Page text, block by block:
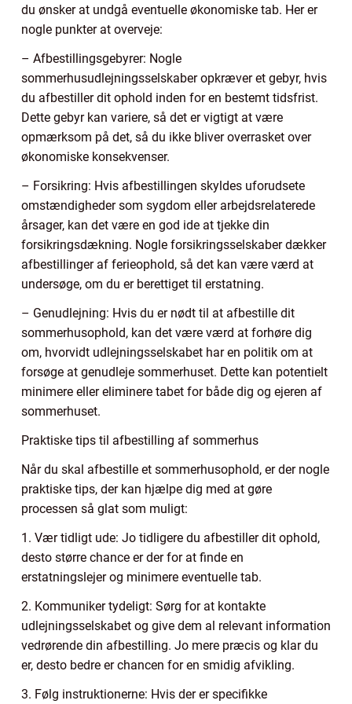
du ønsker at undgå eventuelle økonomiske tab. Her er
nogle punkter at overveje:
– Afbestillingsgebyrer: Nogle
sommerhusudlejningsselskaber opkræver et gebyr, hvis
du afbestiller dit ophold inden for en bestemt tidsfrist.
Dette gebyr kan variere, så det er vigtigt at være
opmærksom på det, så du ikke bliver overrasket over
økonomiske konsekvenser.
– Forsikring: Hvis afbestillingen skyldes uforudsete
omstændigheder som sygdom eller arbejdsrelaterede
årsager, kan det være en god ide at tjekke din
forsikringsdækning. Nogle forsikringsselskaber dækker
afbestillinger af ferieophold, så det kan være værd at
undersøge, om du er berettiget til erstatning.
– Genudlejning: Hvis du er nødt til at afbestille dit
sommerhusophold, kan det være værd at forhøre dig
om, hvorvidt udlejningsselskabet har en politik om at
forsøge at genudleje sommerhuset. Dette kan potentielt
minimere eller eliminere tabet for både dig og ejeren af
sommerhuset.
Praktiske tips til afbestilling af sommerhus
Når du skal afbestille et sommerhusophold, er der nogle
praktiske tips, der kan hjælpe dig med at gøre
processen så glat som muligt:
1. Vær tidligt ude: Jo tidligere du afbestiller dit ophold,
desto større chance er der for at finde en
erstatningslejer og minimere eventuelle tab.
2. Kommuniker tydeligt: Sørg for at kontakte
udlejningsselskabet og give dem al relevant information
vedrørende din afbestilling. Jo mere præcis og klar du
er, desto bedre er chancen for en smidig afvikling.
3. Følg instruktionerne: Hvis der er specifikke